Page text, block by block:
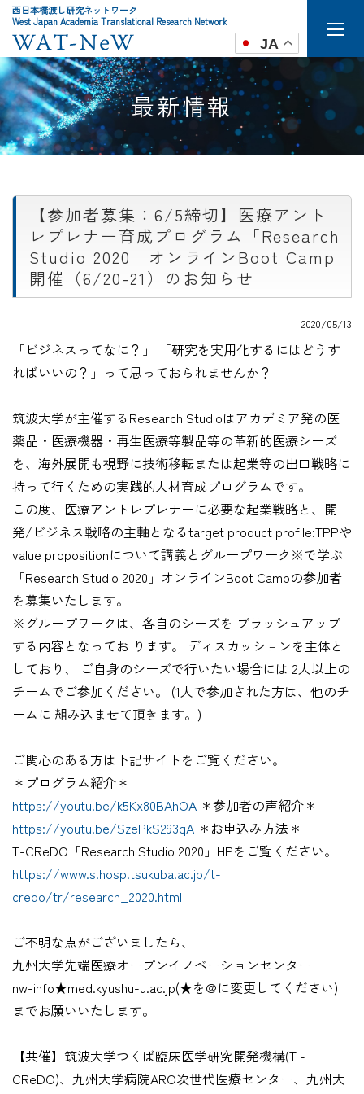
西日本橋渡し研究ネットワーク
West Japan Academia Translational Research Network
JA
最新情報
【参加者募集：6/5締切】医療アント
レプレナー育成プログラム「Research
Studio 2020」オンラインBoot Camp
開催（6/20-21）のお知らせ
2020/05/13
「ビジネスってなに？」 「研究を実用化するにはどうす
ればいいの？」って思っておられませんか？
筑波大学が主催するResearch Studioはアカデミア発の医
薬品・医療機器・再生医療等製品等の革新的医療シーズ
を、海外展開も視野に技術移転または起業等の出口戦略に
持って行くための実践的人材育成プログラムです。
この度、医療アントレプレナーに必要な起業戦略と、開
発/ビジネス戦略の主軸となるtarget product profile:TPPや
value propositionについて講義とグループワーク※で学ぶ
「Research Studio 2020」オンラインBoot Campの参加者
を募集いたします。
※グループワークは、各自のシーズを ブラッシュアップ
する内容となってお ります。 ディスカッションを主体と
しており、 ご自身のシーズで行いたい場合には 2人以上の
チームでご参加ください。 (1人で参加された方は、他のチ
ームに 組み込ませて頂きます。)
ご関心のある方は下記サイトをご覧ください。
＊プログラム紹介＊
https://youtu.be/k5Kx80BAhOA ＊参加者の声紹介＊
https://youtu.be/SzePkS293qA ＊お申込み方法＊
T-CReDO「Research Studio 2020」HPをご覧ください。
https://www.s.hosp.tsukuba.ac.jp/t-
credo/tr/research_2020.html
ご不明な点がございましたら、
九州大学先端医療オープンイノベーションセンター
nw-info★med.kyushu-u.ac.jp(★を@に変更してください)
までお願いいたします。
【共催】筑波大学つくば臨床医学研究開発機構(T -
CReDO)、九州大学病院ARO次世代医療センター、九州大